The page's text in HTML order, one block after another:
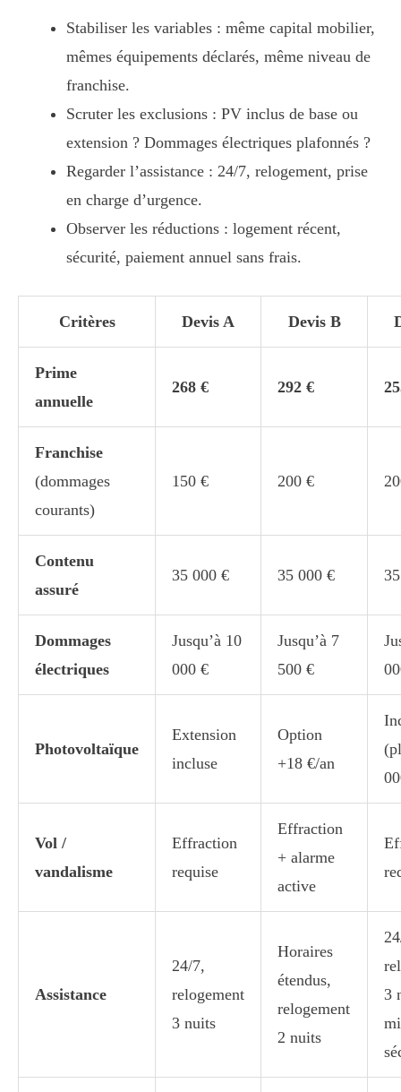
Stabiliser les variables : même capital mobilier,
mêmes équipements déclarés, même niveau de
franchise.
Scruter les exclusions : PV inclus de base ou
extension ? Dommages électriques plafonnés ?
Regarder l’assistance : 24/7, relogement, prise
en charge d’urgence.
Observer les réductions : logement récent,
sécurité, paiement annuel sans frais.
Critères Devis A Devis B
Prime
annuelle
268 € 292 €
Franchise
(dommages
courants)
150 € 200 €
Contenu
assuré
35 000 € 35 000 €
Dommages
électriques
Jusqu’à 10
000 €
Jusqu’à 7
500 €
Photovoltaïque
Extension
incluse
Option
+18 €/an
Vol /
vandalisme
Effraction
requise
Effraction
+ alarme
active
Assistance
24/7,
relogement
3 nuits
Horaires
étendus,
relogement
2 nuits
3